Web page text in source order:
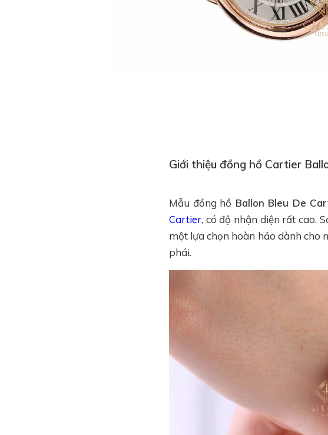
Giới thiệu đồng hồ Cartier
Mẫu đồng hồ Ballon Bleu De
Cartier, có độ nhận diện rất cao.
một lựa chọn hoàn hảo dành cho
phái.